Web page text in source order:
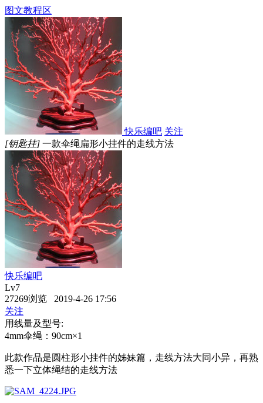
图文教程区
快乐编吧 关注
[钥匙挂] 一款伞绳扁形小挂件的走线方法
快乐编吧
Lv7
27269浏览 2019-4-26 17:56
关注
用线量及型号:
4mm伞绳：90cm×1
此款作品是圆柱形小挂件的姊妹篇，走线方法大同小异，再熟
悉一下立体绳结的走线方法